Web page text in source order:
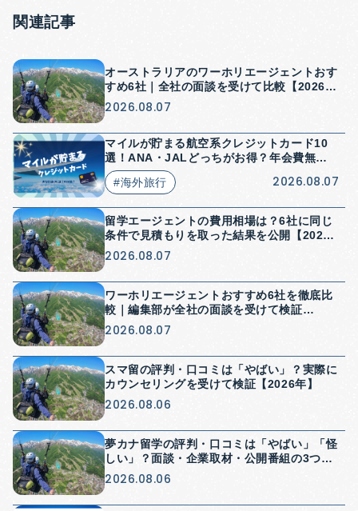
関連記事
オーストラリアのワーホリエージェントおす
すめ6社｜全社の面談を受けて比較【2026
年】
2026.08.07
マイルが貯まる航空系クレジットカード10
選！ANA・JALどっちがお得？年会費無料
はある？
#海外旅行
2026.08.07
留学エージェントの費用相場は？6社に同じ
条件で見積もりを取った結果を公開【2026
年】
2026.08.07
ワーホリエージェントおすすめ6社を徹底比
較｜編集部が全社の面談を受けて検証
【2026年】
2026.08.07
スマ留の評判・口コミは「やばい」？実際に
カウンセリングを受けて検証【2026年】
2026.08.06
夢カナ留学の評判・口コミは「やばい」「怪
しい」？面談・企業取材・公開番組の3つか
ら検証【2026年】
2026.08.06